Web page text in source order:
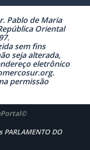
Pablo de Maria
Oriental
sem fins
seja alterada,
eletrônico
permissão
DO